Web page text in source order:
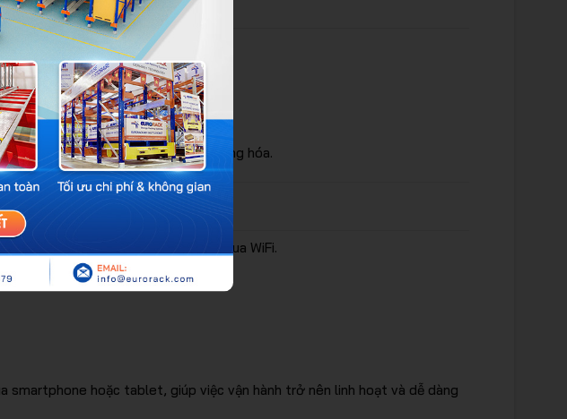
nhân công và tăng tốc độ xử lý hàng hóa.
System) hoặc điều khiển qua WiFi.
smartphone hoặc tablet, giúp việc vận hành trở nên linh hoạt và dễ dàng